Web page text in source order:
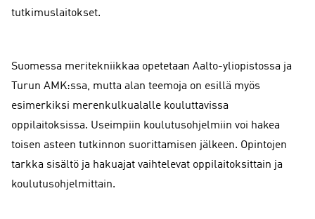
tutkimuslaitokset.
Suomessa meritekniikkaa opetetaan Aalto-yliopistossa ja
Turun AMK:ssa, mutta alan teemoja on esillä myös
esimerkiksi merenkulkualalle kouluttavissa
oppilaitoksissa. Useimpiin koulutusohjelmiin voi hakea
toisen asteen tutkinnon suorittamisen jälkeen. Opintojen
tarkka sisältö ja hakuajat vaihtelevat oppilaitoksittain ja
koulutusohjelmittain.